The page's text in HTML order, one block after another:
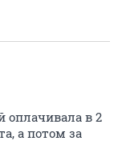
оплачивала в 2
а потом за